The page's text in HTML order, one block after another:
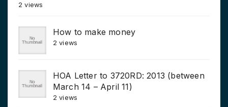
2 views
How to make money
2 views
HOA Letter to 3720RD: 2013 (between
March 14 – April 11)
2 views